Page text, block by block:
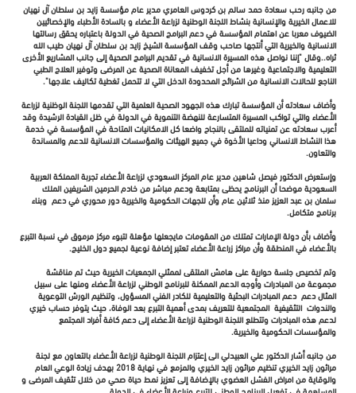
من جانبه رحب سعادة حمد سالم بن كردوس العامري مدير عام مؤسسة زايد بن سلطان آل نهيان
للاعمال الخيرية والإنسانية بنشاط اللجنة الوطنية لزراعة الأعضاء و بالسادة الأطباء والإخصائيين
الضيوف معربا عن اهتمام المؤسسة في دعم البرامج الصحية في الدولة باعتباره يحقق رسالتها
الانسانية والخيرية التي أنتجها صاحب وقف المؤسسة الشيخ زايد بن سلطان آل نهيان طيب الله
ثراه..وقال "إننا نواصل هذه المسيرة الانسانية في تقديم البرامج الصحية إلى جانب المشاريع الأخرى
التعليمية والاجتماعية وغيرها من أجل تخفيف المعاناة الصحية عن المرضى وتوفير العلاج الطبي
الناجع للحالات الانسانية من الشرائح المحدودة الدخل التي لا تتحمل تغطية تكاليف علاجها".
وأضاف سعادته أن المؤسسة تبارك هذه الجهود الصحية العلمية التي تقدمها اللجنة الوظنية لزراعة
الأعضاء والتي تواكب المسيرة المتسارعة للنهضة التنموية في الدولة في ظل القيادة الرشيدة وقد
أعرب سعادته عن تمنياته للملتقى بالنجاح واضعا كل الامكانيات المتاحة في المؤسسة في خدمة
هذا النشاط الانساني وداعيا الأخوة في جميع الهيئات والمؤسسات الانسانية للدعم والمساندة
والتعاون.
وإستعرض الدكتور فيصل شاهين مدير عام المركز السعودي لزراعة الأعضاء تجربة المملكة العربية
السعودية موضحا أن البرنامج يحظى بمتابعة ودعم مباشر من خادم الحرمين الشريفين الملك
سلمان بن عبد العزيز منذ ثلاثين عام وأن للجهات الحكومية والخيرية دور محوري في دعم وبناء
برنامج متكامل.
وأضاف بأن دولة الإمارات تمتلك من المقومات مايجعلها مؤهلة لتبوء مركز مرموق في نسبة التبرع
بالأعضاء في المنطقة وأن مراكز زراعة الأعضاء تعتبر إضافة نوعية لجميع دول الخليج.
وتم تخصيص جلسة حوارية على هامش الملتقى لممثلي الجمعيات الخيرية حيث تم مناقشة
مجموعة من المبادرات وأوجه الدعم الممكنة للبرنامج الوطني لزراعة الأعضاء ومنها على سبيل
المثال دعم دعم المبادرات البحثية والتعليمية للكادر الفني المسؤول، وتنظيم الورش التوعوية
والندوات التثقيفية المجتمعية للتعريف بمدى أهمية التبرع بعد الوفاة، حيث يتوفر حساب خيري
لدعم هذه المبادرات وتتطلع اللجنة الوطنية لزراعة الأعضاء إلى دعم كافة أفراد المجتمع
والمؤسسات الحكومية والخيرية.
من جانبه أشار الدكتور علي العبيدلي الى إعتزام اللجنة الوطنية لزراعة الأعضاء بالتعاون مع لجنة
مراثون زايد الخيري تنظيم مراثون زايد الخيري والمزمع في نهاية 2018 بهدف زيادة الوعي العام
والوقاية من امراض الفشل العضوي بالإضافة إلى تعزيز نمط حياة صحي من خلال تثقيف المرضى و